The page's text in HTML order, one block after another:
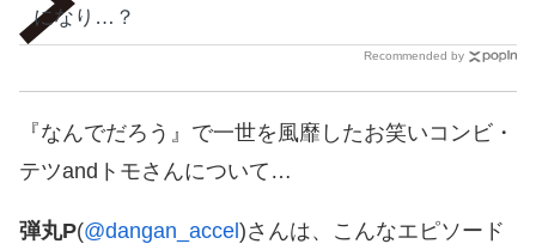
になり…？
Recommended by
『なんでだろう』で一世を風靡したお笑いコンビ・
テツandトモさんについて…
弾丸P(@dangan_accel)さんは、こんなエピソード